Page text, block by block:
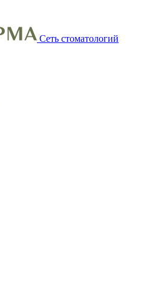
Сеть стоматологий